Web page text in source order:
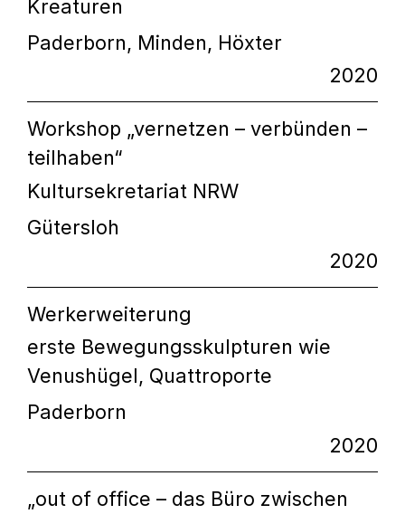
Kreaturen
Paderborn, Minden, Höxter
2020
Workshop „vernetzen – verbünden –
teilhaben“
Kultursekretariat NRW
Gütersloh
2020
Werkerweiterung
erste Bewegungsskulpturen wie
Venushügel, Quattroporte
Paderborn
2020
„out of office – das Büro zwischen